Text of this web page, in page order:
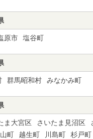
原市 塩谷町
群馬昭和村 みなかみ町
ま大宮区 さいたま見沼区
町 越生町 川島町 杉戸町